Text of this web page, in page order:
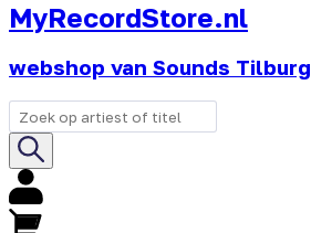
MyRecordStore.nl
webshop van Sounds Tilburg